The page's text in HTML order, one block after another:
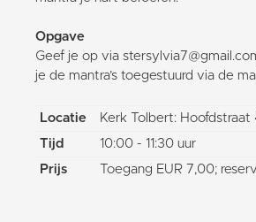
Opgave
Geef je op via
je de mantra’s toegestuurd via de
Locatie
Kerk Tolbert: Hoofdstraat
Tijd
10:00 - 11:30 uur
Prijs
Toegang EUR 7,00;